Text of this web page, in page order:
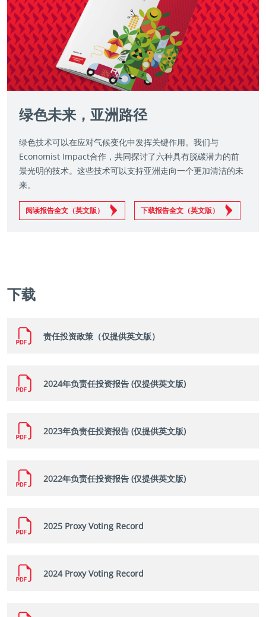
绿色未来，亚洲路径
绿色技术可以在应对气候变化中发挥关键作用。我们与
Economist Impact合作，共同探讨了六种具有脱碳潜力的前
景光明的技术。这些技术可以支持亚洲走向一个更加清洁的未
来。
阅读报告全文（英文版） 下载报告全文（英文版）
下载
责任投资政策（仅提供英文版）
2024年负责任投资报告 (仅提供英文版)
2023年负责任投资报告 (仅提供英文版)
2022年负责任投资报告 (仅提供英文版)
2025 Proxy Voting Record
2024 Proxy Voting Record